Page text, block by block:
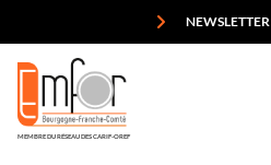
NEWSLETTER
MEMBRE DU RÉSEAU DES CARIF-OREF
Panneau de gestion des cookies